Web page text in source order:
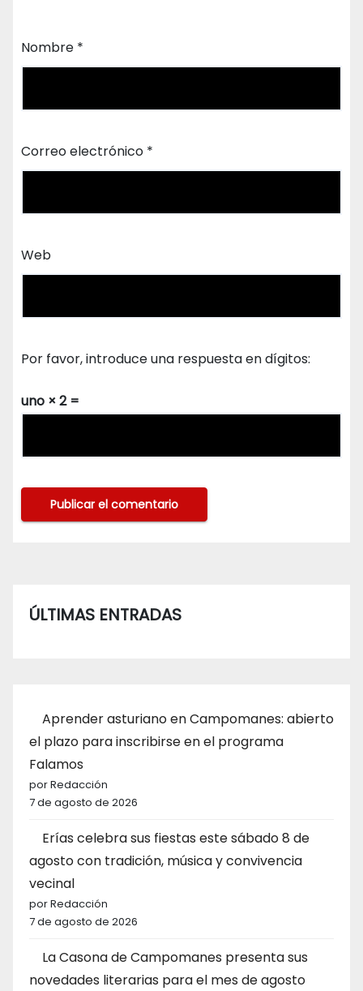
Nombre *
Correo electrónico *
Web
Por favor, introduce una respuesta en dígitos:
uno × 2 =
ÚLTIMAS ENTRADAS
Aprender asturiano en Campomanes: abierto
el plazo para inscribirse en el programa
Falamos
por Redacción
7 de agosto de 2026
Erías celebra sus fiestas este sábado 8 de
agosto con tradición, música y convivencia
vecinal
por Redacción
7 de agosto de 2026
La Casona de Campomanes presenta sus
novedades literarias para el mes de agosto